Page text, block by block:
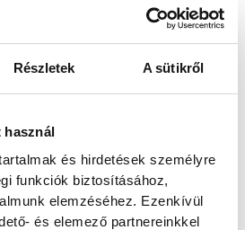
Részletek A sütikről
használ
és hirdetések személyre
funkciók biztosításához,
elemzéséhez. Ezenkívül
és elemező partnereinkkel
információtitt
Ovádi Péter
Sövényházi Balázs